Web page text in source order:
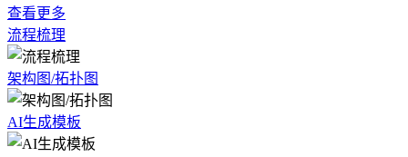
查看更多
流程梳理
架构图/拓扑图
AI生成模板